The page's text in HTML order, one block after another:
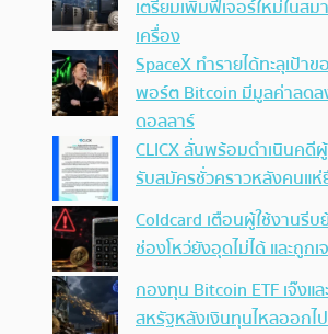
เตรียมเพิ่มฟีเจอร์ใหม่ในส
เครื่อง
SpaceX ทำรายได้ทะลุเป้า
พอร์ต Bitcoin มีมูลค่าลดล
ดอลลาร์
CLICX ลั่นพร้อมดำเนินค
รับสมัครชั่วคราวหลังคนแ
Coldcard เตือนผู้ใช้งานรี
ช่องโหว่ยังอุดไม่ได้ และถูกเ
กองทุน Bitcoin ETF เจ๊งแ
สหรัฐหลังเงินทุนไหลออกไ